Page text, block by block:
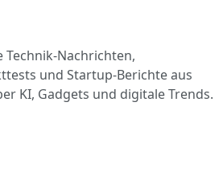
Nachrichten,
und Startup-Berichte aus
KI, Gadgets und digitale Trends.